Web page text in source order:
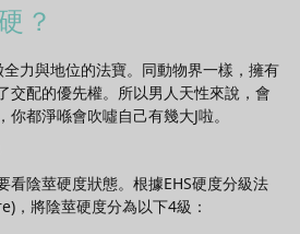
？
全力與地位的法寶。同動物界一樣，擁有
交配的優先權。所以男人天性來說，會
都淨喺會吹噓自己有幾大J啦。
看陰莖硬度狀態。根據EHS硬度分級法
，將陰莖硬度分為以下4級：